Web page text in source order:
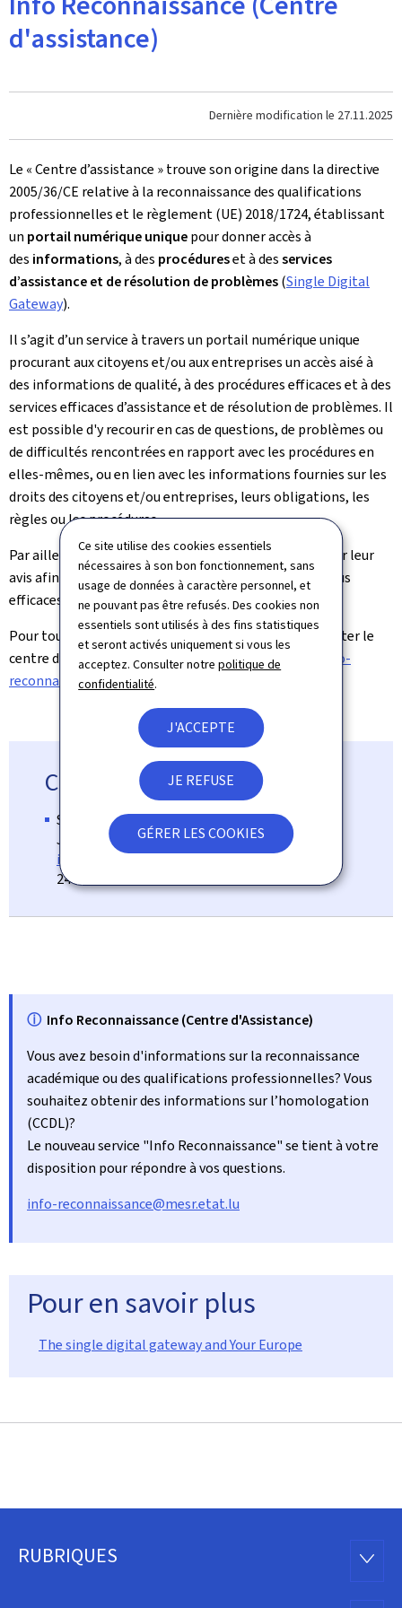
Ce site utilise des cookies essentiels
nécessaires à son bon fonctionnement, sans
usage de données à caractère personnel, et
ne pouvant pas être refusés. Des cookies non
essentiels sont utilisés à des fins statistiques
et seront activés uniquement si vous les
acceptez. Consulter notrepolitique de
confidentialité.
J'ACCEPTE
JE REFUSE
GÉRER LES COOKIES
d'assistance)
Dernière modification le 27.11.2025
Le « Centre d’assistance » trouve son origine dans la directive
2005/36/CE relative à la reconnaissance des qualifications
professionnelles et le règlement (UE) 2018/1724, établissant
un portail numérique uniquepour donner accès à
des informations, à des procédureset à desservices
d’assistance et de résolution de problèmes(Single Digital
Gateway).
Il s’agit d’un service à travers un portail numérique unique
procurant aux citoyens et/ou aux entreprises un accès aisé à
des informations de qualité, à des procédures efficaces et à des
services efficaces d’assistance et de résolution de problèmes. Il
est possible d'y recourir en cas de questions, de problèmes ou
de difficultés rencontrées en rapport avec les procédures en
elles-mêmes, ou en lien avec les informations fournies sur les
droits des citoyens et/ou entreprises, leurs obligations, les
règles ou les procédures.
Par ailleurs, les utilisateurs ont la possibilité de donner leur
avis afin de favoriser la mise en place de procédures plus
efficaces sur base des statistiques recueillies.
Pour tout complément d’information, veuillez contacter le
centre d’assistance moyennant courriel à l’adresse
info-
reconnaissance@mesr.etat.lu
Contact
Service Info Reconnaissance
Josiane Laures
info-reconnaissance@mesr.etat.lu
247-85135
ⓘ Info Reconnaissance (Centre d'Assistance)
Vous avez besoin d'informations sur la reconnaissance
académique ou des qualifications professionnelles? Vous
souhaitez obtenir des informations sur l’homologation
(CCDL)?
Le nouveau service "Info Reconnaissance" se tient à votre
disposition pour répondre à vos questions.
info-reconnaissance@mesr.etat.lu
Pour en savoir plus
The single digital gateway and Your Europe
Pied
RUBRIQUES